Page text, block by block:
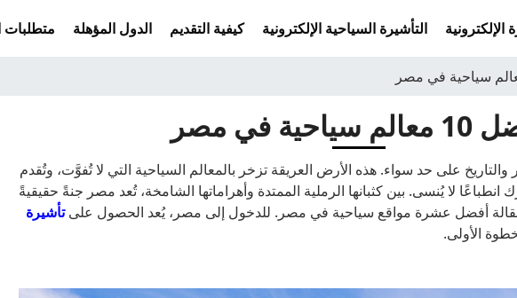
التأشيرة السياحية الإلكترونية كيفية التقديم الدول المؤهلة متطلبات
في مصر
على حد سواء. هذه الأرض العريقة تزخر بالمعالم السياحية التي لا تُفوَّت، وتُقدم
لا يُنسى. بين كثبانها الرملية الممتدة وأهراماتها الشامخة، تُعد مصر جنةً حقيقيةً
أفضل عشرة مواقع سياحية في مصر. للدخول إلى مصر، يُعد الحصول علىتأشيرة
الأولى.